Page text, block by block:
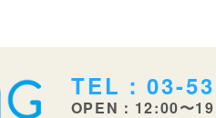
TEL：03-
OPEN：12:00〜